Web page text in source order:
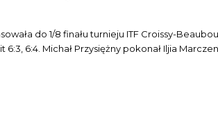
do 1/8 finału turnieju ITF Croissy-
6:4. Michał Przysiężny pokonał Iljia